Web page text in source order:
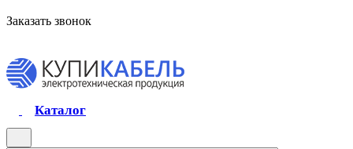
Заказать звонок
Каталог